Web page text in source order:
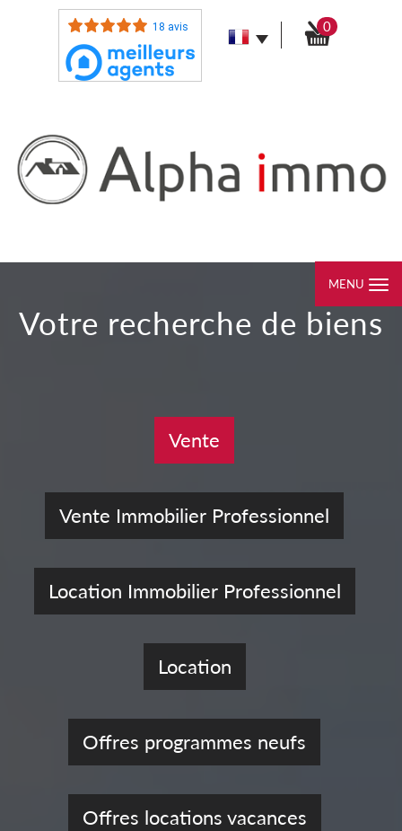
18 avis 0
MENU
votre recherche de biens
Vente
Vente Immobilier Professionnel
Location Immobilier Professionnel
Location
Offres programmes neufs
Offres locations vacances